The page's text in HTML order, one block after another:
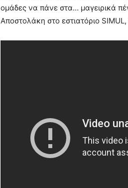
ομάδες να πάνε στα… μαγειρικά
Αποστολάκη στο εστιατόριο